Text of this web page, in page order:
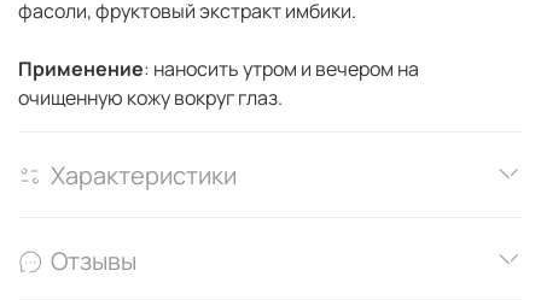
фасоли, фруктовый экстракт имбики.
Применение: наносить утром и вечером на
очищенную кожу вокруг глаз.
Характеристики
Отзывы